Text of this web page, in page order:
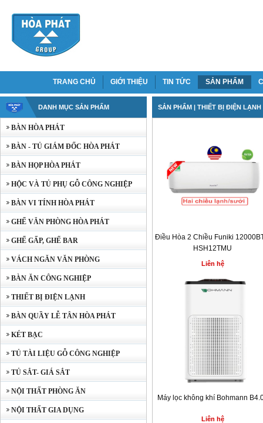
TRANG CHỦ GIỚI THIỆU TIN TỨC SẢN PHẨM
DANH MỤC SẢN PHẨM
BÀN HÒA PHÁT
BÀN - TỦ GIÁM ĐỐC HÒA PHÁT
BÀN HỌP HÒA PHÁT
HỘC VÀ TỦ PHỤ GỖ CÔNG NGHIỆP
BÀN VI TÍNH HÒA PHÁT
GHẾ VĂN PHÒNG HÒA PHÁT
GHẾ GẤP, GHẾ BAR
VÁCH NGĂN VĂN PHÒNG
BÀN ĂN CÔNG NGHIỆP
THIẾT BỊ ĐIỆN LẠNH
BÀN QUẦY LỄ TÂN HÒA PHÁT
KÉT BẠC
TỦ TÀI LIỆU GỖ CÔNG NGHIỆP
TỦ SẮT- GIÁ SẮT
NỘI THẤT PHÒNG ĂN
NỘI THẤT GIA DỤNG
SẢN PHẨM | THIẾT BỊ ĐIỆN LẠNH
Điều Hòa 2 Chiều Funiki
HSH12TMU
Liên hệ
Máy lọc không khí Bohmann
Liên hệ